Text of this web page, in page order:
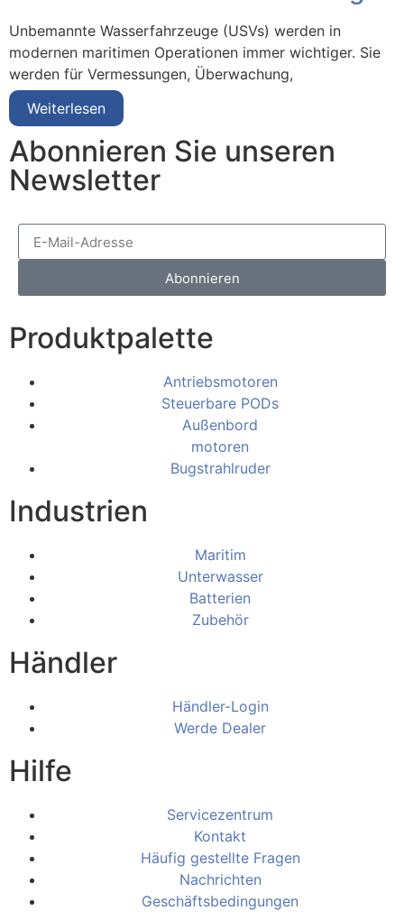
Unbemannte Wasserfahrzeuge (USVs) werden in
modernen maritimen Operationen immer wichtiger. Sie
werden für Vermessungen, Überwachung,
Weiterlesen
Abonnieren Sie unseren
Newsletter
Abonnieren
Produktpalette
Antriebsmotoren
Steuerbare PODs
Außenbord
motoren
Bugstrahlruder
Industrien
Maritim
Unterwasser
Batterien
Zubehör
Händler
Händler-Login
Werde Dealer
Hilfe
Servicezentrum
Kontakt
Häufig gestellte Fragen
Nachrichten
Geschäftsbedingungen